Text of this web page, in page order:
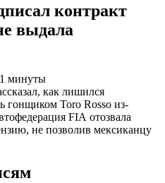
контракт
выдала
1 минуты
как лишился
гонщиком Toro Rosso из-
FIA отозвала
не позволив мексиканцу